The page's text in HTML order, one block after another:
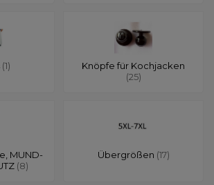
(1)
Knöpfe für Kochjacken
(25)
MUND-
(8)
Übergrößen (17)